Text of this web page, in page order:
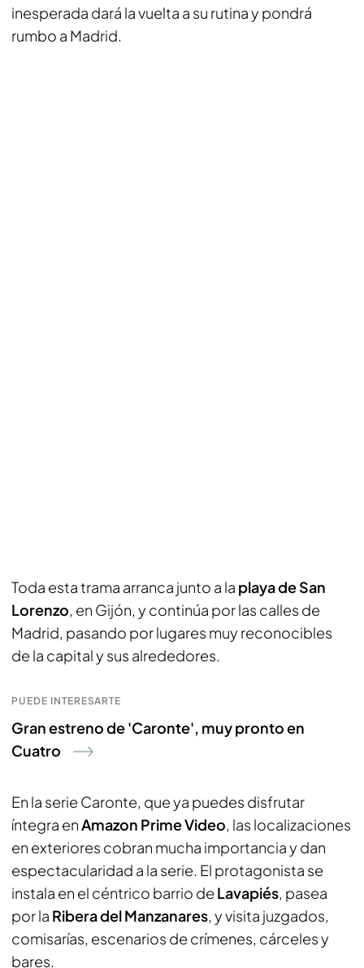
inesperada dará la vuelta a su rutina y pondrá
rumbo a Madrid.
Toda esta trama arranca junto a la playa de San
Lorenzo, en Gijón, y continúa por las calles de
Madrid, pasando por lugares muy reconocibles
de la capital y sus alrededores.
PUEDE INTERESARTE
Gran estreno de 'Caronte', muy pronto en
Cuatro
En la serie Caronte, que ya puedes disfrutar
íntegra enAmazon Prime Video, las localizaciones
en exteriores cobran mucha importancia y dan
espectacularidad a la serie. El protagonista se
instala en el céntrico barrio de Lavapiés, pasea
por la Ribera del Manzanares, y visita juzgados,
comisarías, escenarios de crímenes, cárceles y
bares.